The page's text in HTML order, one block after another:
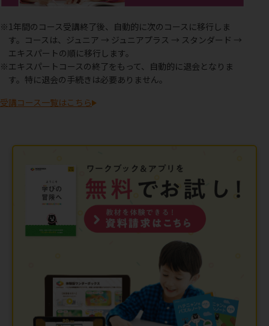
※1年間のコース受講終了後、自動的に次のコースに移行しま
す。コースは、ジュニア → ジュニアプラス → スタンダード →
エキスパートの順に移行します。
※エキスパートコースの終了をもって、自動的に退会となりま
す。特に退会の手続きは必要ありません。
受講コース一覧はこちら